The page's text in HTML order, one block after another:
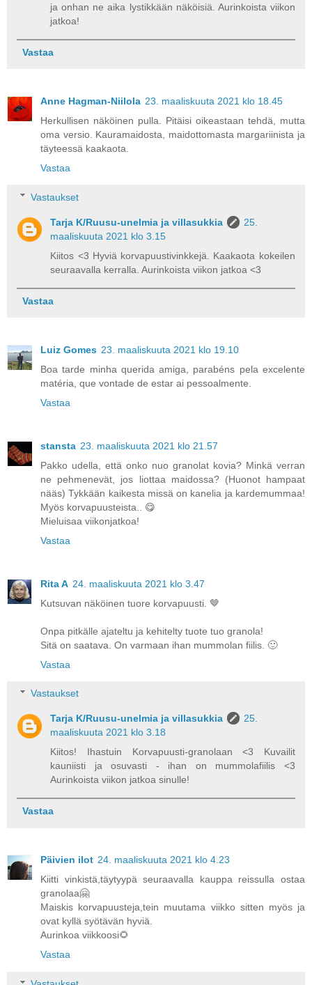
ja onhan ne aika lystikkään näköisiä. Aurinkoista viikon
jatkoa!
Vastaa
Anne Hagman-Niilola 23. maaliskuuta 2021 klo 18.45
Herkullisen näköinen pulla. Pitäisi oikeastaan tehdä, mutta
oma versio. Kauramaidosta, maidottomasta margariinista ja
täyteessä kaakaota.
Vastaa
Vastaukset
Tarja K/Ruusu-unelmia ja villasukkia
25.
maaliskuuta 2021 klo 3.15
Kiitos <3 Hyviä korvapuustivinkkejä. Kaakaota kokeilen
seuraavalla kerralla. Aurinkoista viikon jatkoa <3
Vastaa
Luiz Gomes 23. maaliskuuta 2021 klo 19.10
Boa tarde minha querida amiga, parabéns pela excelente
matéria, que vontade de estar ai pessoalmente.
Vastaa
stansta 23. maaliskuuta 2021 klo 21.57
Pakko udella, että onko nuo granolat kovia? Minkä verran
ne pehmenevät, jos liottaa maidossa? (Huonot hampaat
nääs) Tykkään kaikesta missä on kanelia ja kardemummaa!
Myös korvapuusteista.. 😋
Mieluisaa viikonjatkoa!
Vastaa
Rita A 24. maaliskuuta 2021 klo 3.47
Kutsuvan näköinen tuore korvapuusti. 🤎
Onpa pitkälle ajateltu ja kehitelty tuote tuo granola!
Sitä on saatava. On varmaan ihan mummolan fiilis. 🙂
Vastaa
Vastaukset
Tarja K/Ruusu-unelmia ja villasukkia
25.
maaliskuuta 2021 klo 3.18
Kiitos! Ihastuin Korvapuusti-granolaan <3 Kuvailit
kauniisti ja osuvasti - ihan on mummolafiilis <3
Aurinkoista viikon jatkoa sinulle!
Vastaa
Päivien ilot 24. maaliskuuta 2021 klo 4.23
Kiitti vinkistä,täytyypä seuraavalla kauppa reissulla ostaa
granolaa🤗
Maiskis korvapuusteja,tein muutama viikko sitten myös ja
ovat kyllä syötävän hyviä.
Aurinkoa viikkoosi🌻
Vastaa